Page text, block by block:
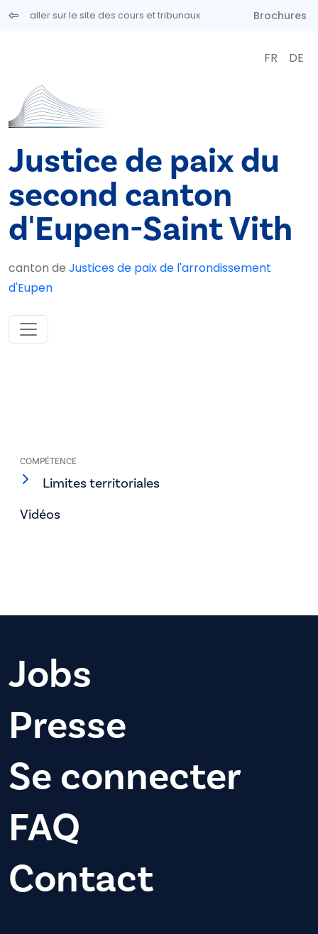
Aller au contenu principal
aller sur le site des cours et tribunaux Brochures
FR DE
Justice de paix du
second canton
d'Eupen-Saint Vith
canton de Justices de paix de l'arrondissement
d'Eupen
COMPÉTENCE
Limites territoriales
Vidéos
Jobs
Presse
Se connecter
FAQ
Contact